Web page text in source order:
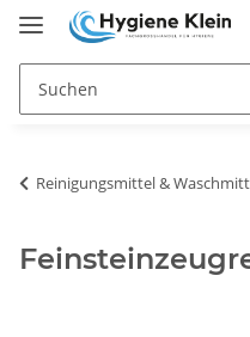
Reinigungsmittel &